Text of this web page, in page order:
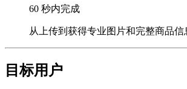
60 秒内完成
从上传到获得专业图片和完整商品信
目标用户